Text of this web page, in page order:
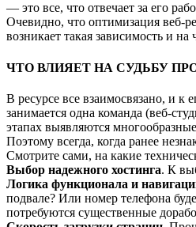
— это все, что отвечает за его
Очевидно, что оптимизация веб-
возникает такая зависимость и
ЧТО ВЛИЯЕТ НА СУДЬБУ
В ресурсе все взаимосвязано, и
занимается одна команда (веб-
этапах выявляются
Поэтому всегда, когда ранее
Смотрите сами, на какие
Выбор надежного хостинга. К
Логика функционала и
подвале? Или номер телефона
потребуются существенные